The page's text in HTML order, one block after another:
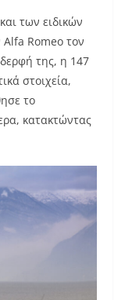
των ειδικών
Romeo τον
της, η 147
στοιχεία,
το
κατακτώντας